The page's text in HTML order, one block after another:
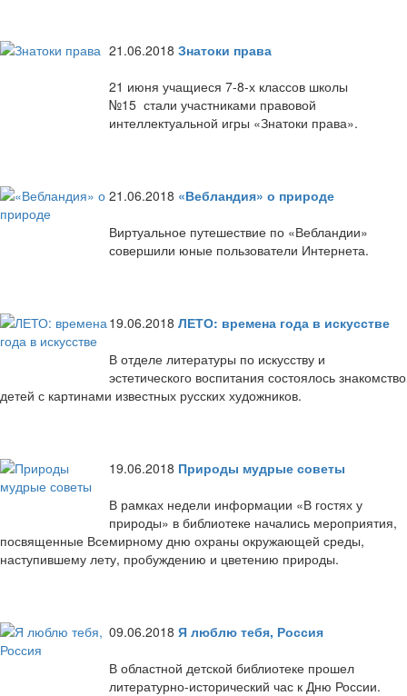
21.06.2018 Знатоки права
21 июня учащиеся 7-8-х классов школы
№15 стали участниками правовой
интеллектуальной игры «Знатоки права».
21.06.2018 «Вебландия» о природе
Виртуальное путешествие по «Вебландии»
совершили юные пользователи Интернета.
19.06.2018 ЛЕТО: времена года в искусстве
В отделе литературы по искусству и
эстетического воспитания состоялось знакомство
детей с картинами известных русских художников.
19.06.2018 Природы мудрые советы
В рамках недели информации «В гостях у
природы» в библиотеке начались мероприятия,
посвященные Всемирному дню охраны окружающей среды,
наступившему лету, пробуждению и цветению природы.
09.06.2018 Я люблю тебя, Россия
В областной детской библиотеке прошел
литературно-исторический час к Дню России.